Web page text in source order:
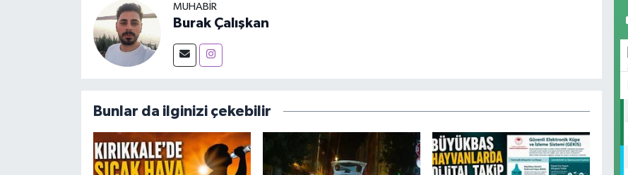
MUHABIR
Burak Çalışkan
Bunlar da ilginizi çekebilir